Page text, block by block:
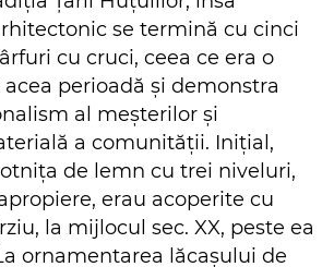
se termină cu cinci
cu cruci, ceea ce era o
perioadă și demonstra
al meșterilor și
a comunității. Inițial,
de lemn cu trei niveluri,
erau acoperite cu
la mijlocul sec. XX, peste ea
ornamentarea lăcașului de